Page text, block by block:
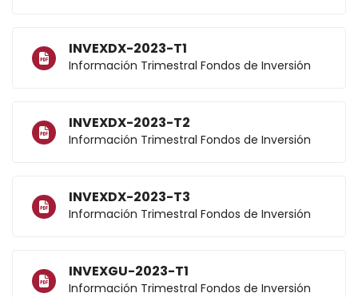
INVEXDX-2023-T1
Información Trimestral Fondos de Inversión
INVEXDX-2023-T2
Información Trimestral Fondos de Inversión
INVEXDX-2023-T3
Información Trimestral Fondos de Inversión
INVEXGU-2023-T1
Información Trimestral Fondos de Inversión